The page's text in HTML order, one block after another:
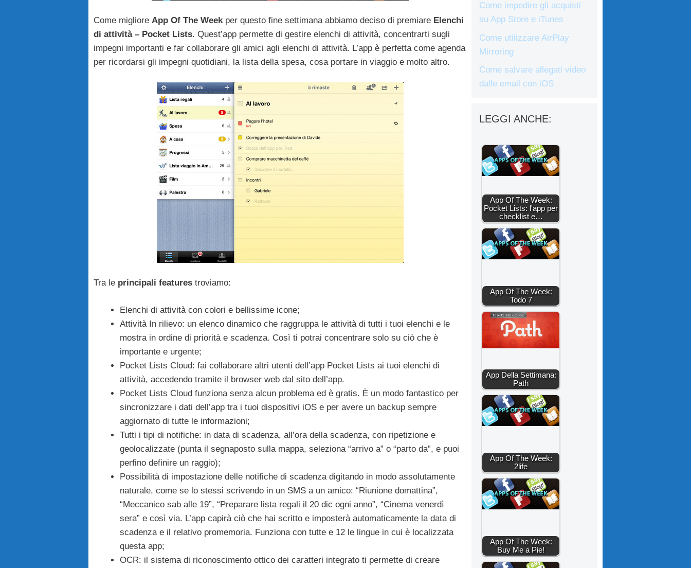
Come migliore App Of The Weekper questo fine settimana abbiamo deciso di premiare Elenchi
di attività – Pocket Lists. Quest’app permette di gestire elenchi di attività, concentrarti sugli
impegni importanti e far collaborare gli amici agli elenchi di attività. L’app è perfetta come agenda
per ricordarsi gli impegni quotidiani, la lista della spesa, cosa portare in viaggio e molto altro.
Tra le principali features troviamo:
Elenchi di attività con colori e bellissime icone;
Attività In rilievo: un elenco dinamico che raggruppa le attività di tutti i tuoi elenchi e le
mostra in ordine di priorità e scadenza. Così ti potrai concentrare solo su ciò che è
importante e urgente;
Pocket Lists Cloud: fai collaborare altri utenti dell’app Pocket Lists ai tuoi elenchi di
attività, accedendo tramite il browser web dal sito dell’app.
Pocket Lists Cloud funziona senza alcun problema ed è gratis. È un modo fantastico per
sincronizzare i dati dell’app tra i tuoi dispositivi iOS e per avere un backup sempre
aggiornato di tutte le informazioni;
Tutti i tipi di notifiche: in data di scadenza, all’ora della scadenza, con ripetizione e
geolocalizzate (punta il segnaposto sulla mappa, seleziona “arrivo a” o “parto da”, e puoi
perfino definire un raggio);
Possibilità di impostazione delle notifiche di scadenza digitando in modo assolutamente
naturale, come se lo stessi scrivendo in un SMS a un amico: “Riunione domattina”,
“Meccanico sab alle 19”, “Preparare lista regali il 20 dic ogni anno”, “Cinema venerdì
sera” e così via. L’app capirà ciò che hai scritto e imposterà automaticamente la data di
scadenza e il relativo promemoria. Funziona con tutte e 12 le lingue in cui è localizzata
questa app;
OCR: il sistema di riconoscimento ottico dei caratteri integrato ti permette di creare
Come impedire gli acquisti
su App Store e iTunes
Come utilizzare AirPlay
Mirroring
Come salvare allegati video
dalle email con iOS
LEGGI ANCHE:
App Of The Week:
Pocket Lists: l'app per
checklist e…
App Of The Week:
Todo 7
App Della Settimana:
Path
App Of The Week:
2life
App Of The Week:
Buy Me a Pie!